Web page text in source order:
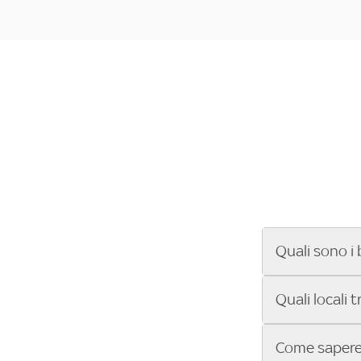
Quali sono i
Se cerchi un
ENILIVE, la
Sky Bar ti
Quali locali
Vuoi sapere
Come